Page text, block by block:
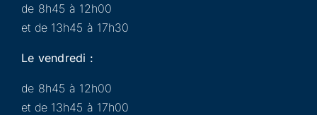
de 8h45 à 12h00
et de 13h45 à 17h30
Le vendredi :
de 8h45 à 12h00
et de 13h45 à 17h00